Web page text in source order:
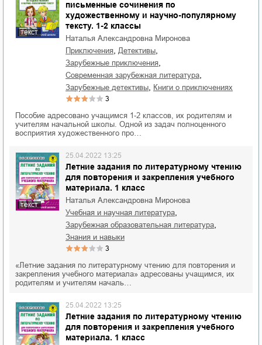
текст
письменные сочинения по
художественному и научно-популярному
тексту. 1-2 классы
Наталья Александровна Миронова
приключения
детективы
зарубежные приключения
современная зарубежная литература
зарубежные детективы книги о приключениях
3
Пособие адресовано учащимся 1-2 классов, их родителям и
учителям начальной школы. Одной из задач полноценного
восприятия художественного про…
текст
Летние задания по литературному чтению
для повторения и закрепления учебного
материала. 1 класс
25.04.2022 13:25
Наталья Александровна Миронова
учебная и научная литература
зарубежная образовательная литература
знания и навыки
3
«Летние задания по литературному чтению для повторения и
закрепления учебного материала» адресованы учащимся, их
родителям и учителям началь…
Летние задания по литературному чтению
для повторения и закрепления учебного
материала. 1 класс
25.04.2022 13:25